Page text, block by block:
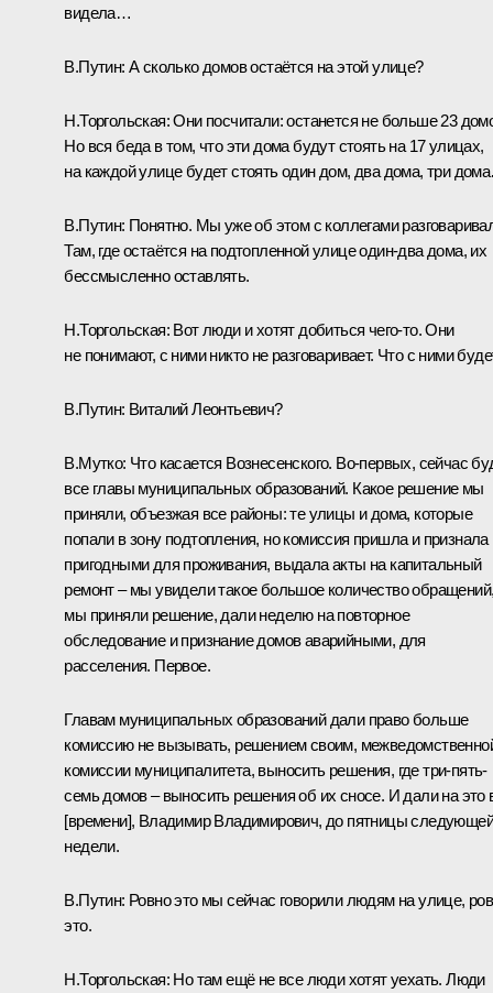
видела…
В.Путин: А сколько домов остаётся на этой улице?
Н.Торгольская:Они посчитали: останется не больше 23
Но вся беда в том, что эти дома будут стоять на 17 улицах,
на каждой улице будет стоять один дом, два дома, три
В.Путин: Понятно. Мы уже об этом с коллегами
Там, где остаётся на подтопленной улице один-два дома, их
бессмысленно оставлять.
Н.Торгольская: Вот люди и хотят добиться чего-то. Они
не понимают, с ними никто не разговаривает. Что с ними
В.Путин: Виталий Леонтьевич?
В.Мутко: Что касается Вознесенского. Во-первых, сейчас
все главы муниципальных образований. Какое решение мы
приняли, объезжая все районы: те улицы и дома, которые
попали в зону подтопления, но комиссия пришла и признала
пригодными для проживания, выдала акты на капитальный
ремонт – мы увидели такое большое количество
мы приняли решение, дали неделю на повторное
обследование и признание домов аварийными, для
расселения. Первое.
Главам муниципальных образований дали право больше
комиссию не вызывать, решением своим,
комиссии муниципалитета, выносить решения, где три-пять-
семь домов – выносить решения об их сносе. И дали на это
[времени], Владимир Владимирович, до пятницы следующей
недели.
В.Путин: Ровно это мы сейчас говорили людям на улице,
это.
Н.Торгольская: Но там ещё не все люди хотят уехать. Люди